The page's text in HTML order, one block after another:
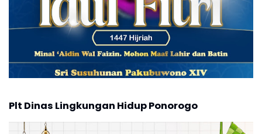
Plt Dinas Lingkungan Hidup Ponorogo